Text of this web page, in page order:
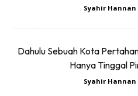
Syahir Hannan
Dahulu Sebuah Kota
Hanya Tinggal
Syahir Hannan